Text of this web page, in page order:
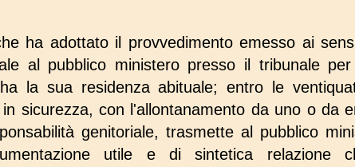
ha adottato il provvedimento emesso ai
al pubblico ministero presso il tribunale
la sua residenza abituale; entro le
sicurezza, con l'allontanamento da uno o da
genitoriale, trasmette al pubblico
utile e di sintetica relazione